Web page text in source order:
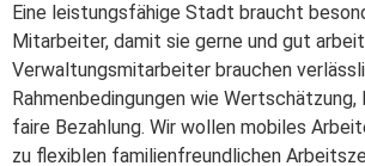
Eine leistungsfähige Stadt braucht
Mitarbeiter, damit sie gerne und gut
Verwaltungsmitarbeiter brauchen
Rahmenbedingungen wie
faire Bezahlung. Wir wollen mobiles
zu flexiblen familienfreundlichen